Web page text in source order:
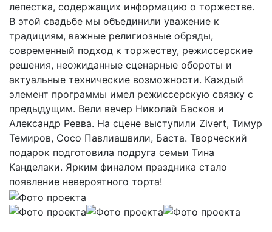
лепестка, содержащих информацию о торжестве.
В этой свадьбе мы объединили уважение к
традициям, важные религиозные обряды,
современный подход к торжеству, режиссерские
решения, неожиданные сценарные обороты и
актуальные технические возможности. Каждый
элемент программы имел режиссерскую связку с
предыдущим. Вели вечер Николай Басков и
Александр Ревва. На сцене выступили Zivert, Тимур
Темиров, Сосо Павлиашвили, Баста. Творческий
подарок подготовила подруга семьи Тина
Канделаки. Ярким финалом праздника стало
появление невероятного торта!